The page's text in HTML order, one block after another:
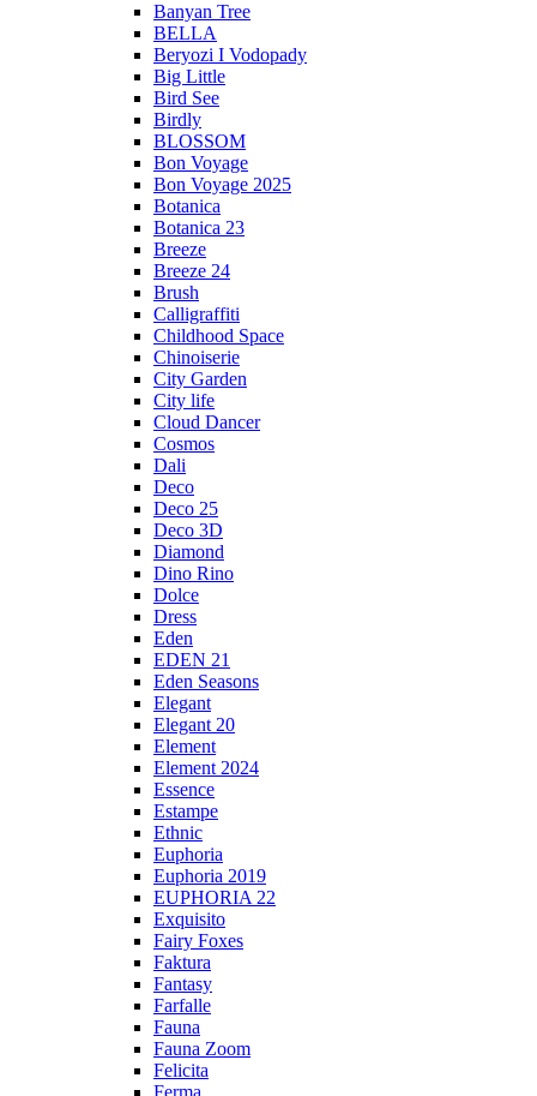
Banyan Tree
BELLA
Beryozi I Vodopady
Big Little
Bird See
Birdly
BLOSSOM
Bon Voyage
Bon Voyage 2025
Botanica
Botanica 23
Breeze
Breeze 24
Brush
Calligraffiti
Childhood Space
Chinoiserie
City Garden
City life
Cloud Dancer
Cosmos
Dali
Deco
Deco 25
Deco 3D
Diamond
Dino Rino
Dolce
Dress
Eden
EDEN 21
Eden Seasons
Elegant
Elegant 20
Element
Element 2024
Essence
Estampe
Ethnic
Euphoria
Euphoria 2019
EUPHORIA 22
Exquisito
Fairy Foxes
Faktura
Fantasy
Farfalle
Fauna
Fauna Zoom
Felicita
Ferma